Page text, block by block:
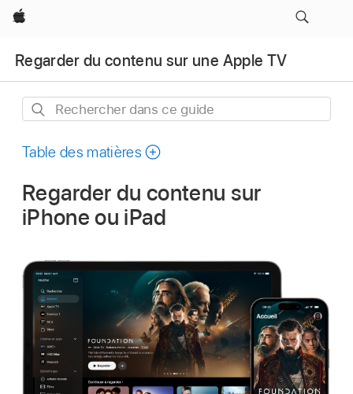
Apple
Regarder du contenu sur une Apple TV
Rechercher
ce
Table des matières
Regarder du contenu sur
iPhone ou iPad